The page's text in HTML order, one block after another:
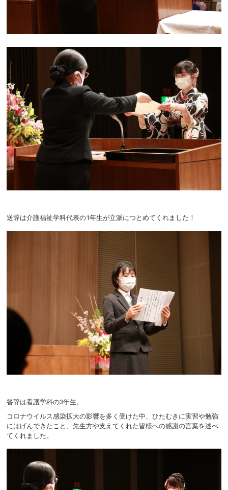
送辞は介護福祉学科代表の1年生が立派につとめてくれました！
答辞は看護学科の3年生。
コロナウイルス感染拡大の影響を多く受けた中、ひたむきに実習や勉強
にはげんできたこと、先生方や支えてくれた皆様への感謝の言葉を述べ
てくれました。